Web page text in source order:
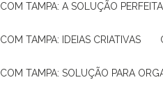
COM TAMPA: A SOLUÇÃO
TAMPA: IDEIAS CRIATIVAS
COM TAMPA: SOLUÇÃO PARA